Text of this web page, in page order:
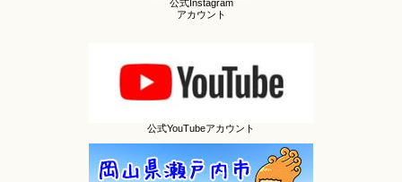
公式Instagram
アカウント
公式YouTubeアカウント